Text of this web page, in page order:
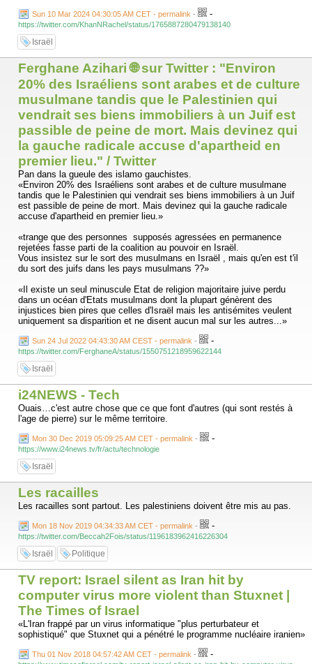
Sun 10 Mar 2024 04:30:05 AM CET - permalink - -
https://twitter.com/KhanNRachel/status/1765887280479138140
Israël
Ferghane Azihari 🌐 sur Twitter : "Environ
20% des Israéliens sont arabes et de culture
musulmane tandis que le Palestinien qui
vendrait ses biens immobiliers à un Juif est
passible de peine de mort. Mais devinez qui
la gauche radicale accuse d'apartheid en
premier lieu." / Twitter
Pan dans la gueule des islamo gauchistes.
«Environ 20% des Israéliens sont arabes et de culture musulmane
tandis que le Palestinien qui vendrait ses biens immobiliers à un Juif
est passible de peine de mort. Mais devinez qui la gauche radicale
accuse d'apartheid en premier lieu.»
«trange que des personnes supposés agressées en permanence
rejetées fasse parti de la coalition au pouvoir en Israël.
Vous insistez sur le sort des musulmans en Israël , mais qu'en est t'il
du sort des juifs dans les pays musulmans ??»
«Il existe un seul minuscule Etat de religion majoritaire juive perdu
dans un océan d'Etats musulmans dont la plupart génèrent des
injustices bien pires que celles d'Israël mais les antisémites veulent
uniquement sa disparition et ne disent aucun mal sur les autres...»
Sun 24 Jul 2022 04:43:30 AM CEST - permalink - -
https://twitter.com/FerghaneA/status/1550751218959622144
Israël
i24NEWS - Tech
Ouais…c'est autre chose que ce que font d'autres (qui sont restés à
l'age de pierre) sur le même territoire.
Mon 30 Dec 2019 05:09:25 AM CET - permalink - -
https://www.i24news.tv/fr/actu/technologie
Israël
Les racailles
Les racailles sont partout. Les palestiniens doivent être mis au pas.
Mon 18 Nov 2019 04:34:33 AM CET - permalink - -
https://twitter.com/Beccah2Fois/status/1196183962416226304
Israël Politique
TV report: Israel silent as Iran hit by
computer virus more violent than Stuxnet |
The Times of Israel
«L'Iran frappé par un virus informatique "plus perturbateur et
sophistiqué" que Stuxnet qui a pénétré le programme nucléaire iranien»
Thu 01 Nov 2018 04:57:42 AM CET - permalink - -